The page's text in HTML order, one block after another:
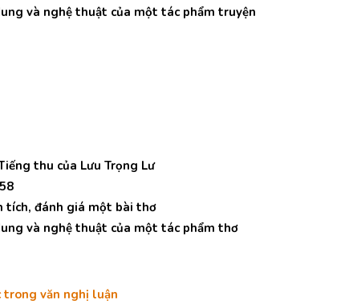
và nghệ thuật của một tác phẩm truyện
thu của Lưu Trọng Lư
tích, đánh giá một bài thơ
và nghệ thuật của một tác phẩm thơ
trong văn nghị luận